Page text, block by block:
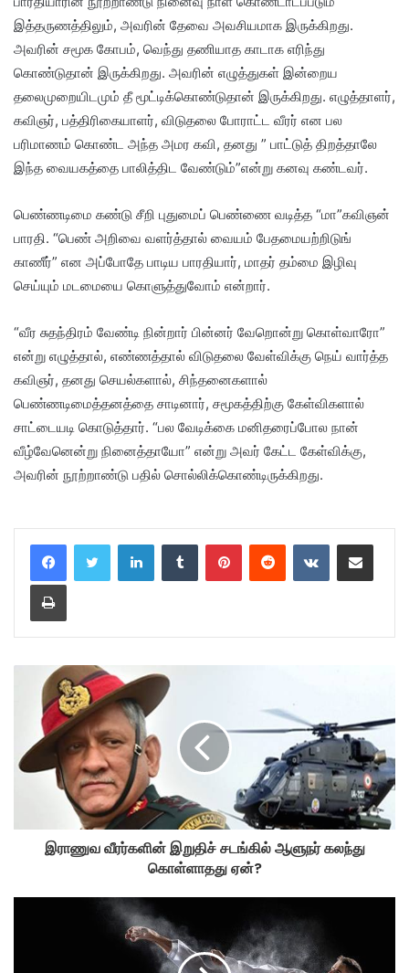
இத்தருணத்திலும், அவரின் தேவை அவசியமாக இருக்கிறது.
அவரின் சமூக கோபம், வெந்து தணியாத காடாக எரிந்து
கொண்டுதான் இருக்கிறது. அவரின் எழுத்துகள் இன்றைய
தலைமுறையிடமும் தீ மூட்டிக்கொண்டுதான் இருக்கிறது. எழுத்தாளர்,
கவிஞர், பத்திரிகையாளர், விடுதலை போராட்ட வீரர் என பல
பரிமாணம் கொண்ட அந்த அமர கவி, தனது ” பாட்டுத் திறத்தாலே
இந்த வையகத்தை பாலித்திட வேண்டும்”என்று கனவு கண்டவர்.
பெண்ணடிமை கண்டு சீறி புதுமைப் பெண்ணை வடித்த “மா”கவிஞன்
பாரதி. “பெண் அறிவை வளர்த்தால் வையம் பேதமையற்றிடுங்
காணீர்” என அப்போதே பாடிய பாரதியார், மாதர் தம்மை இழிவு
செய்யும் மடமையை கொளுத்துவோம் என்றார்.
“வீர சுதந்திரம் வேண்டி நின்றார் பின்னர் வேறொன்று கொள்வாரோ”
என்று எழுத்தால், எண்ணத்தால் விடுதலை வேள்விக்கு நெய் வார்த்த
கவிஞர், தனது செயல்களால், சிந்தனைகளால்
பெண்ணடிமைத்தனத்தை சாடினார், சமூகத்திற்கு கேள்விகளால்
சாட்டையடி கொடுத்தார். “பல வேடிக்கை மனிதரைப்போல நான்
வீழ்வேனென்று நினைத்தாயோ” என்று அவர் கேட்ட கேள்விக்கு,
அவரின் நூற்றாண்டு பதில் சொல்லிக்கொண்டிருக்கிறது.
LinkedInTumblr PinterestReddit VKontakteShare via Email
Print
இராணுவ வீரர்களின் இறுதிச் சடங்கில் ஆளுநர் கலந்து
கொள்ளாதது ஏன்?